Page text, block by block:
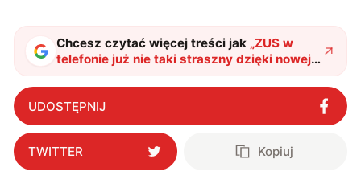
Chcesz czytać więcej treści jak „ZUS w
telefonie już nie taki straszny dzięki nowej
funkcji. mObywatel pokaże Twoją przyszłą
emeryturę"?
UDOSTĘPNIJ
TWITTER Kopiuj